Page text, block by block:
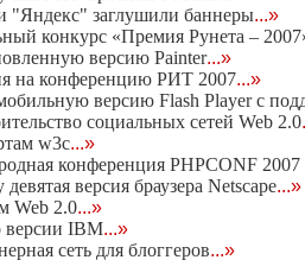
"Яндекс" заглушили баннеры...»
конкурс «Премия Рунета –
версию Painter...»
на конференцию РИТ 2007...»
версию Flash Player c
социальных сетей Web 2.0
w3c...»
конференция PHPCONF 2007
версия браузера Netscape...»
Web 2.0...»
версии IBM...»
сеть для блоггеров...»